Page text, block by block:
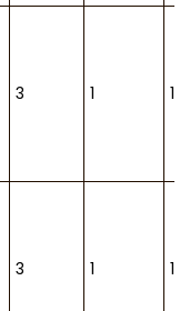
3 1
3 1